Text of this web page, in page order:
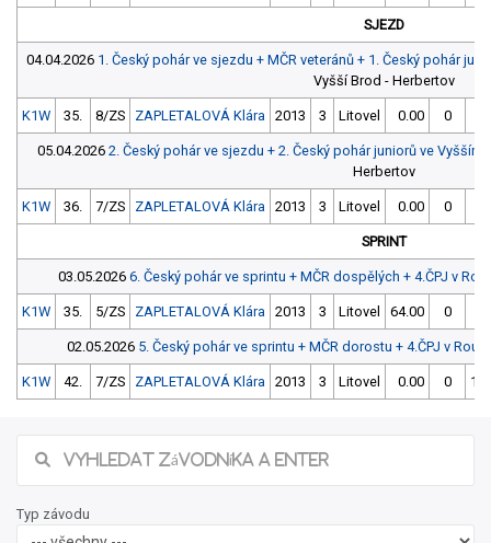
SJEZD
04.04.2026 1. Český pohár ve sjezdu + MČR veteránů + 1. Český pohár
Vyšší Brod - Herbertov
K1W 35. 8/ZS ZAPLETALOVÁ Klára 2013 3 Litovel 0.00 0
05.04.2026 2. Český pohár ve sjezdu + 2. Český pohár juniorů ve Vyšším
Herbertov
K1W 36. 7/ZS ZAPLETALOVÁ Klára 2013 3 Litovel 0.00 0
SPRINT
03.05.2026 6. Český pohár ve sprintu + MČR dospělých + 4.ČPJ v
K1W 35. 5/ZS ZAPLETALOVÁ Klára 2013 3 Litovel 64.00 0
02.05.2026 5. Český pohár ve sprintu + MČR dorostu + 4.ČPJ v
K1W 42. 7/ZS ZAPLETALOVÁ Klára 2013 3 Litovel 0.00 0
Typ závodu